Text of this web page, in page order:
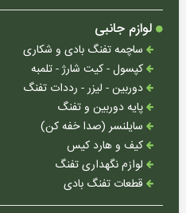
لوازم جانبی
ساچمه تفنگ بادی و شکاری
کپسول - کیت شارژ - تلمبه
دوربین - لیزر - رددات تفنگ
پایه دوربین و تفنگ
سایلنسر (صدا خفه کن)
کیف و هارد کیس
لوازم نگهداری تفنگ
قطعات تفنگ بادی